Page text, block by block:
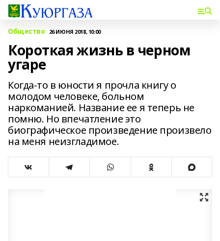
Общество 26 ИЮНЯ 2018, 10:00
Короткая жизнь в черном
угаре
Когда-то в юности я прочла книгу о
молодом человеке, больном
наркоманией. Название ее я теперь не
помню. Но впечатление это
биографическое произведение произвело
на меня неизгладимое.